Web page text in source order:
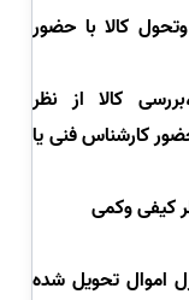
کالا با حضور
کالا از نظر
کارشناس فنی یا
کیفی وکمی
اموال تحویل شده